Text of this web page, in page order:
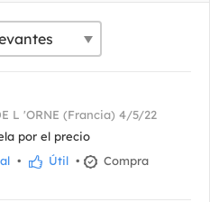
L 'ORNE (Francia) 4/5/22
por el precio
• Útil •
Compra